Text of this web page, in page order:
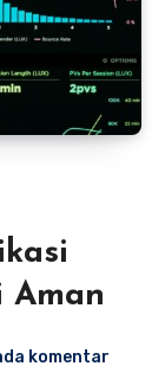
Aman
komentar